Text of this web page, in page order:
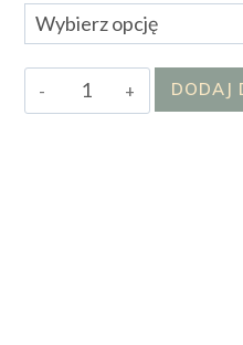
ilość
Sweter
DODAJ